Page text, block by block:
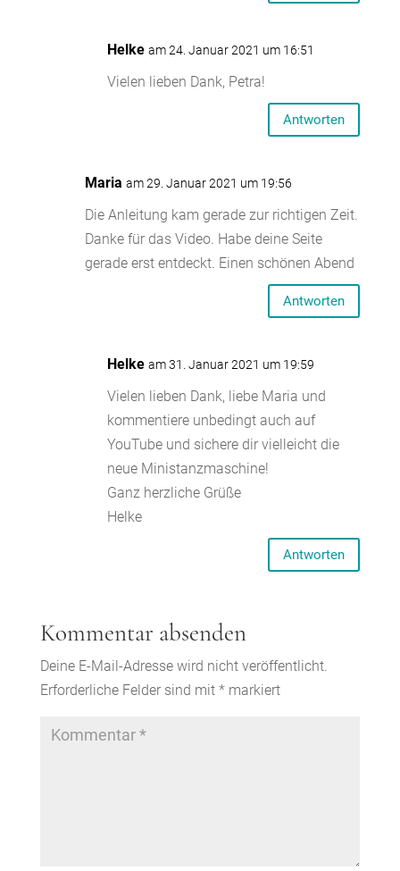
Helke am 24. Januar 2021 um 16:51
Vielen lieben Dank, Petra!
Antworten
Maria am 29. Januar 2021 um 19:56
Die Anleitung kam gerade zur richtigen Zeit.
Danke für das Video. Habe deine Seite
gerade erst entdeckt. Einen schönen Abend
Antworten
Helke am 31. Januar 2021 um 19:59
Vielen lieben Dank, liebe Maria und
kommentiere unbedingt auch auf
YouTube und sichere dir vielleicht die
neue Ministanzmaschine!
Ganz herzliche Grüße
Helke
Antworten
Kommentar absenden
Deine E-Mail-Adresse wird nicht veröffentlicht.
Erforderliche Felder sind mit *markiert